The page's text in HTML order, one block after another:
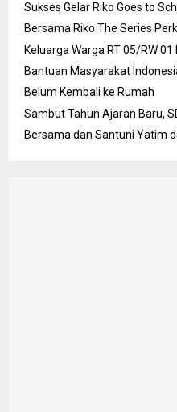
Sukses Gelar Riko Goes to
Bersama Riko The Series
Keluarga Warga RT 05/RW
Bantuan Masyarakat
Belum Kembali ke Rumah
Sambut Tahun Ajaran Baru,
Bersama dan Santuni Yatim